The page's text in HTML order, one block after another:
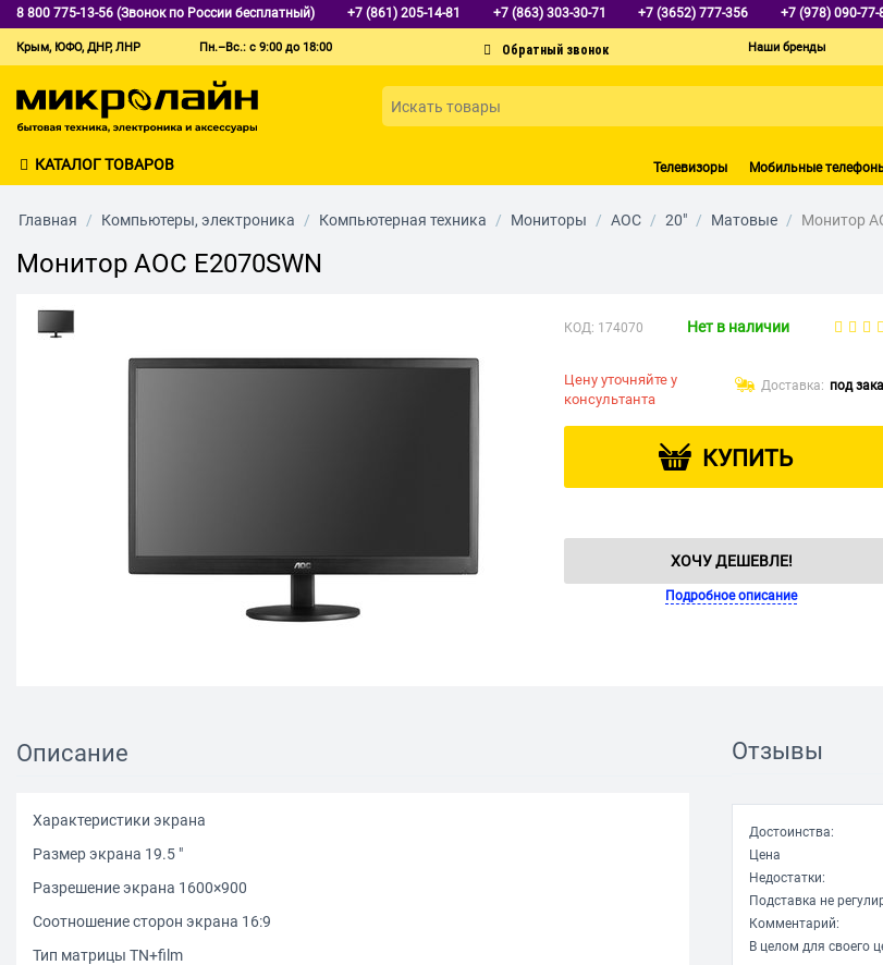
8 800 775-13-56 (Звонок по России бесплатный) +7 (861) 205-14-81 +7 (863) 303-30-71 +7 (3652) 777-356 +7 (978) 090-77-
Крым, ЮФО, ДНР, ЛНР Пн.–Вс.: с 9:00 до 18:00 Наши бренды
КАТАЛОГ ТОВАРОВ Телевизоры Мобильные
Главная / Компьютеры, электроника / Компьютерная техника / Мониторы / AOC / 20" / Матовые / Монитор
Монитор AOC E2070SWN
КОД: 174070 Нет в наличии
Цену уточняйте у
консультанта
Доставка: под
КУПИТЬ
ХОЧУ ДЕШЕВЛЕ!
Подробное описание
Описание
Характеристики экрана
Размер экрана 19.5 "
Разрешение экрана 1600×900
Соотношение сторон экрана 16:9
Тип матрицы TN+film
Отзывы
Достоинства:
Цена
Недостатки:
Подставка не
Комментарий:
В целом для своего